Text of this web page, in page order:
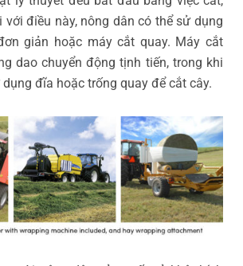
điều này, nông dân có thể sử dụng
giản hoặc máy cắt quay. Máy cắt
dao chuyển động tịnh tiến, trong khi
đĩa hoặc trống quay để cắt cây.